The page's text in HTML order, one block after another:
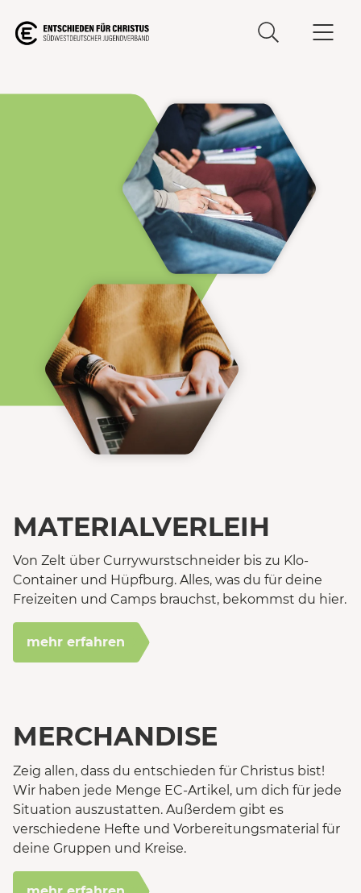
MATERIALVERLEIH
Von Zelt über Currywurstschneider bis zu Klo-
Container und Hüpfburg. Alles, was du für deine
Freizeiten und Camps brauchst, bekommst du hier.
mehr erfahren
MERCHANDISE
Zeig allen, dass du entschieden für Christus bist!
Wir haben jede Menge EC-Artikel, um dich für jede
Situation auszustatten. Außerdem gibt es
verschiedene Hefte und Vorbereitungsmaterial für
deine Gruppen und Kreise.